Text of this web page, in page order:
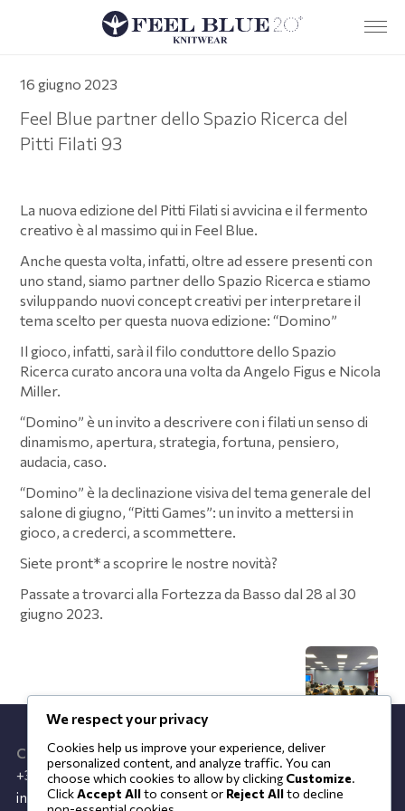
Azienda
Servizi
Team
Ricerca e sviluppo
News
Dove siamo
Contatti
Policy aziendale e codice di condotta
EN
16 giugno 2023
Feel Blue partner dello Spazio Ricerca del
Pitti Filati 93
La nuova edizione del Pitti Filati si avvicina e il fermento
creativo è al massimo qui in Feel Blue.
Anche questa volta, infatti, oltre ad essere presenti con
uno stand, siamo partner dello Spazio Ricerca e stiamo
sviluppando nuovi concept creativi per interpretare il
tema scelto per questa nuova edizione: “Domino”
Il gioco, infatti, sarà il filo conduttore dello Spazio
Ricerca curato ancora una volta da Angelo Figus e Nicola
Miller.
“Domino” è un invito a descrivere con i filati un senso di
dinamismo, apertura, strategia, fortuna, pensiero,
audacia, caso.
“Domino” è la declinazione visiva del tema generale del
salone di giugno, “Pitti Games”: un invito a mettersi in
gioco, a crederci, a scommettere.
Siete pront* a scoprire le nostre novità?
Passate a trovarci alla Fortezza da Basso dal 28 al 30
giugno 2023.
Contatti
+39 0733 1898085
info@feel-blue.it
We respect your privacy
Cookies help us improve your experience, deliver
personalized content, and analyze traffic. You can
choose which cookies to allow by clickingCustomize.
ClickAccept Allto consent or Reject Allto decline